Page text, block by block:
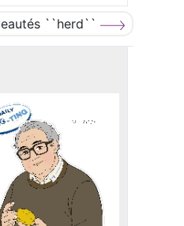
``herd``